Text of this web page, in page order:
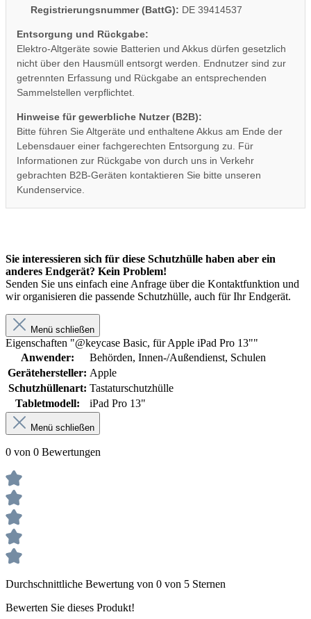
Registrierungsnummer (BattG): DE 39414537
Entsorgung und Rückgabe:
Elektro-Altgeräte sowie Batterien und Akkus dürfen gesetzlich
nicht über den Hausmüll entsorgt werden. Endnutzer sind zur
getrennten Erfassung und Rückgabe an entsprechenden
Sammelstellen verpflichtet.
Hinweise für gewerbliche Nutzer (B2B):
Bitte führen Sie Altgeräte und enthaltene Akkus am Ende der
Lebensdauer einer fachgerechten Entsorgung zu. Für
Informationen zur Rückgabe von durch uns in Verkehr
gebrachten B2B-Geräten kontaktieren Sie bitte unseren
Kundenservice.
Sie interessieren sich für diese Schutzhülle haben aber ein
anderes Endgerät? Kein Problem!
Senden Sie uns einfach eine Anfrage über die Kontaktfunktion und
wir organisieren die passende Schutzhülle, auch für Ihr Endgerät.
Menü schließen
Eigenschaften "@keycase Basic, für Apple iPad Pro 13""
Anwender:
Behörden, Innen-/Außendienst, Schulen
Gerätehersteller: Apple
Schutzhüllenart: Tastaturschutzhülle
Tabletmodell:
iPad Pro 13"
Menü schließen
0 von 0 Bewertungen
Durchschnittliche Bewertung von 0 von 5 Sternen
Bewerten Sie dieses Produkt!